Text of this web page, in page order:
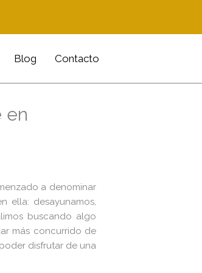
Blog Contacto
en
a denominar
ella: desayunamos,
buscando algo
más concurrido de
disfrutar de una